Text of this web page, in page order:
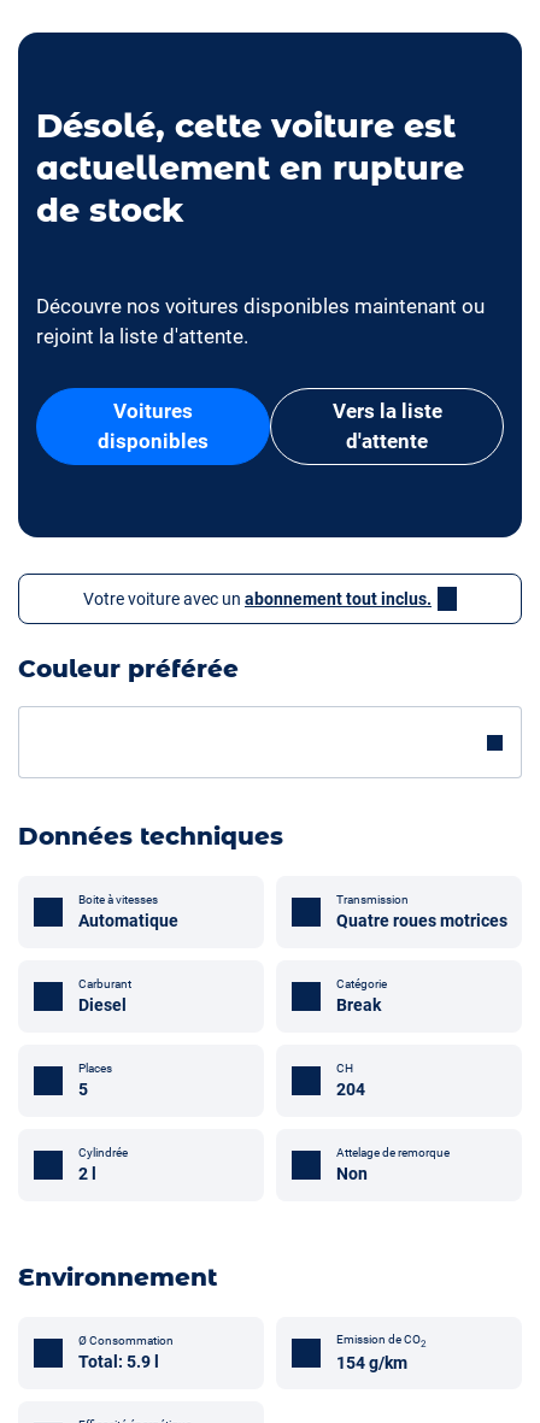
Désolé, cette voiture est
actuellement en rupture
de stock
Découvre nos voitures disponibles maintenant ou
rejoint la liste d'attente.
Voitures
disponibles
Vers la liste
d'attente
Votre voiture avec un abonnement tout inclus.
Couleur préférée
Données techniques
Boite à vitesses
Automatique
Transmission
Quatre roues motrices
Carburant
Diesel
Catégorie
Break
Places
5
CH
204
Cylindrée
2 l
Attelage de remorque
Non
Environnement
Ø Consommation
Total: 5.9 l
Emission de CO2
154 g/km